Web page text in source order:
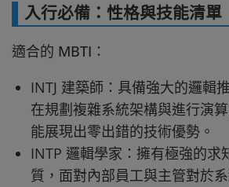
入行必備：性格與技能清單
適合的 MBTI：
INTJ 建築師：具備強大的邏輯
在規劃複雜系統架構與進行演
能展現出零出錯的技術優勢。
INTP 邏輯學家：擁有極強的求
質，面對內部員工與主管對於